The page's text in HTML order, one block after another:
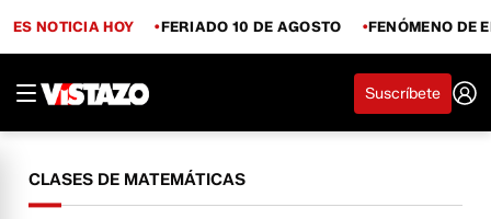
ES NOTICIA HOY FERIADO 10 DE AGOSTO FENÓMENO DE
Suscríbete
CLASES DE MATEMÁTICAS